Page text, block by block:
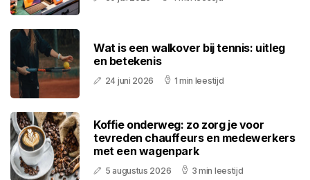
Wat is een walkover bij tennis: uitleg
en betekenis
24 juni 2026 1 min leestijd
Koffie onderweg: zo zorg je voor
tevreden chauffeurs en medewerkers
met een wagenpark
5 augustus 2026 3 min leestijd